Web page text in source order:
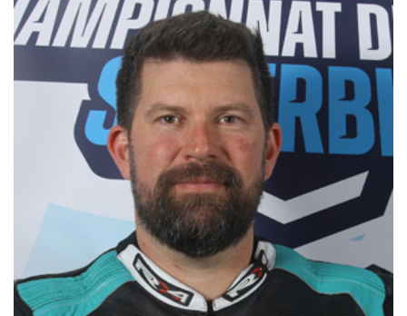
PHOTOS / WEB TV
PARTENAIRES
PRESSE
accéder à la billetterie